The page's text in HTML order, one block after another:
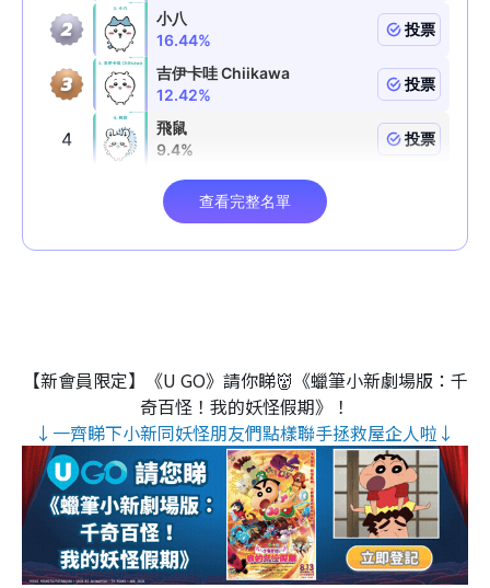
【新會員限定】《U GO》請你睇👹《蠟筆小新劇場版：千
奇百怪！我的妖怪假期》！
↓一齊睇下小新同妖怪朋友們點樣聯手拯救屋企人啦↓